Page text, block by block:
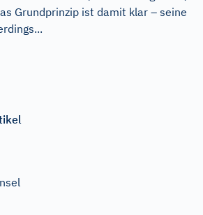
Grundprinzip ist damit klar – seine